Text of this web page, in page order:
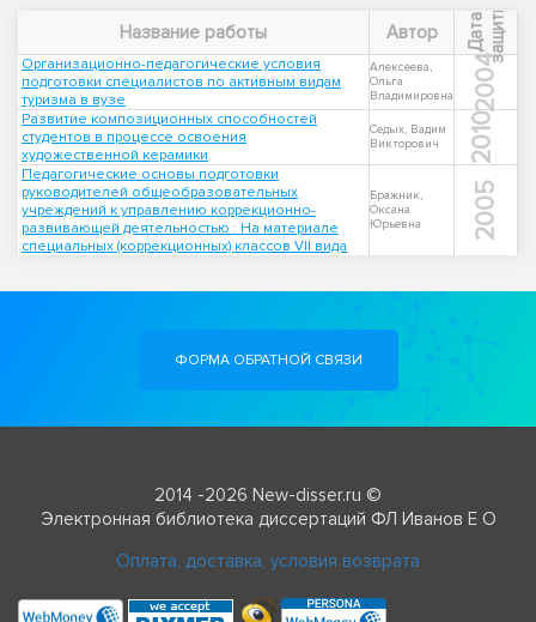
Название работы Автор Д
а
т
а
з
а
щ
и
т ы
Организационно-педагогические условия
подготовки специалистов по активным видам
туризма в вузе
Алексеева,
Ольга
Владимировна
2004
Развитие композиционных способностей
студентов в процессе освоения
художественной керамики
Седых, Вадим
Викторович
2010
Педагогические основы подготовки
руководителей общеобразовательных
учреждений к управлению коррекционно-
развивающей деятельностью : На материале
специальных (коррекционных) классов VII вида
Бражник,
Оксана
Юрьевна
2005
ФОРМА ОБРАТНОЙ СВЯЗИ
2014 -2026 New-disser.ru ©
Электронная библиотека диссертаций ФЛ Иванов Е О
Оплата, доставка, условия возврата